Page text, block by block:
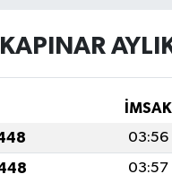
İMSAK
03:56
03:57